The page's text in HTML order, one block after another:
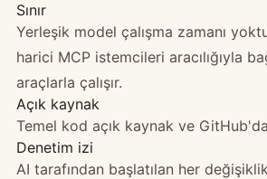
Sınır
Yerleşik model çalışma zamanı
harici MCP istemcileri aracılığıyla
araçlarla çalışır.
Açık kaynak
Temel kod açık kaynak ve
Denetim izi
AI tarafından başlatılan her